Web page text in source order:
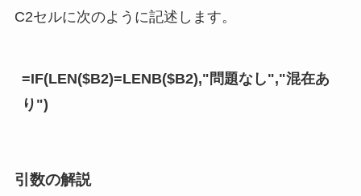
C2セルに次のように記述します。
=IF(LEN($B2)=LENB($B2),"問題なし","混在あ
り")
引数の解説